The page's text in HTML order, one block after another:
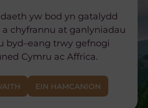
yw bod yn gatalydd
a chyfrannu at ganlyniadau
byd–eang trwy gefnogi
Cymru ac Affrica.
EIN HAMCANION